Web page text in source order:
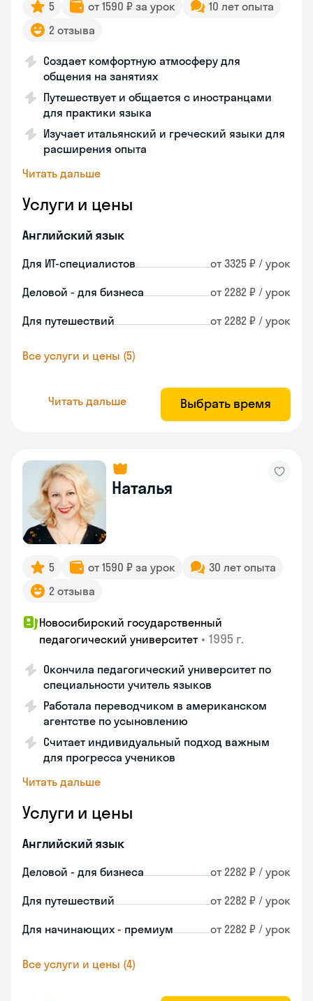
5 от 1590 ₽ за урок
10 лет опыта
2 отзыва
Создает комфортную атмосферу для
общения на занятиях
Путешествует и общается с иностранцами
для практики языка
Изучает итальянский и греческий языки для
расширения опыта
Читать дальше
Услуги и цены
Английский язык
Для ИТ-специалистов от 3325 ₽ / урок
Деловой - для бизнеса от 2282 ₽ / урок
Для путешествий от 2282 ₽ / урок
Все услуги и цены (5)
Читать дальше Выбрать время
Наталья
5 от 1590 ₽ за урок
30 лет опыта
2 отзыва
Новосибирский государственный
педагогический университет • 1995 г.
Окончила педагогический университет по
специальности учитель языков
Работала переводчиком в американском
агентстве по усыновлению
Считает индивидуальный подход важным
для прогресса учеников
Читать дальше
Услуги и цены
Английский язык
Деловой - для бизнеса от 2282 ₽ / урок
Для путешествий от 2282 ₽ / урок
Для начинающих - премиум от 2282 ₽ / урок
Все услуги и цены (4)